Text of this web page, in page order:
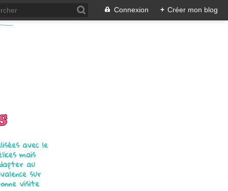
Connexion + Créer mon blog
avec le
mais
au
sur
visite